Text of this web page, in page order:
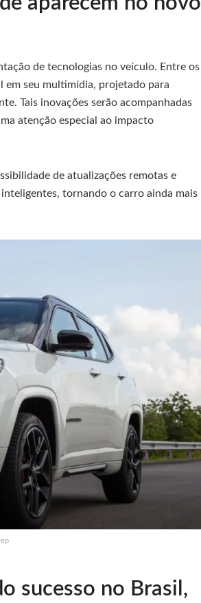
de tecnologias no veículo. Entre os
em seu multimídia, projetado para
Tais inovações serão acompanhadas
atenção especial ao impacto
de atualizações remotas e
tornando o carro ainda mais
sucesso no Brasil,